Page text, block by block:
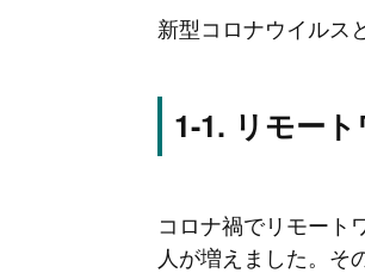
新型コロナウイルス
リモー
コロナ禍でリモート
人が増えました。そ